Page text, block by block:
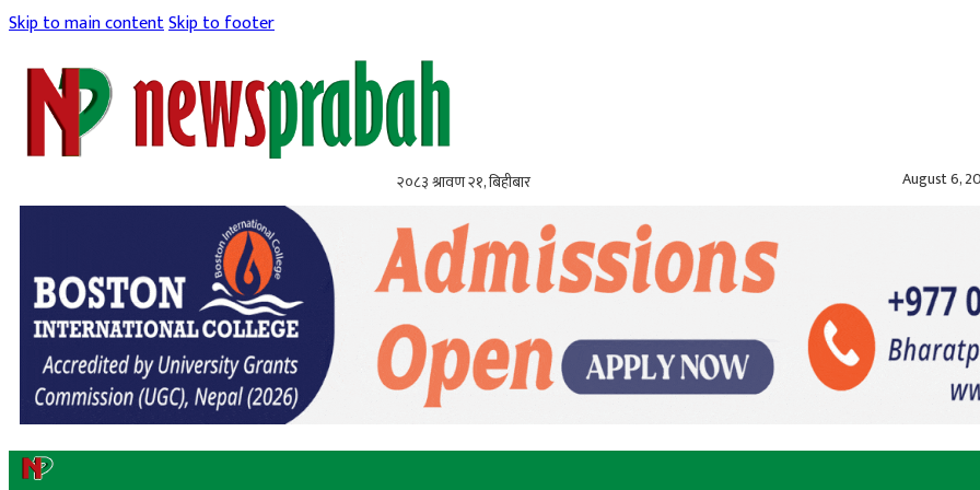
Skip to main contentSkip to footer
२०८३ श्रावण २१, बिहीबार August 6,